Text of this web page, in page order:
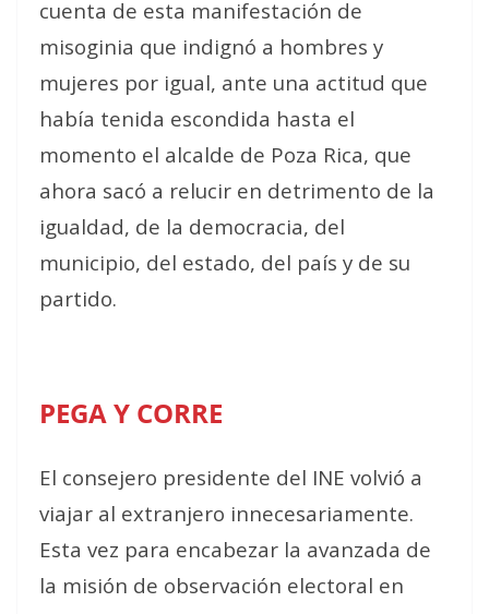
cuenta de esta manifestación de
misoginia que indignó a hombres y
mujeres por igual, ante una actitud que
había tenida escondida hasta el
momento el alcalde de Poza Rica, que
ahora sacó a relucir en detrimento de la
igualdad, de la democracia, del
municipio, del estado, del país y de su
partido.
PEGA Y CORRE
El consejero presidente del INE volvió a
viajar al extranjero innecesariamente.
Esta vez para encabezar la avanzada de
la misión de observación electoral en